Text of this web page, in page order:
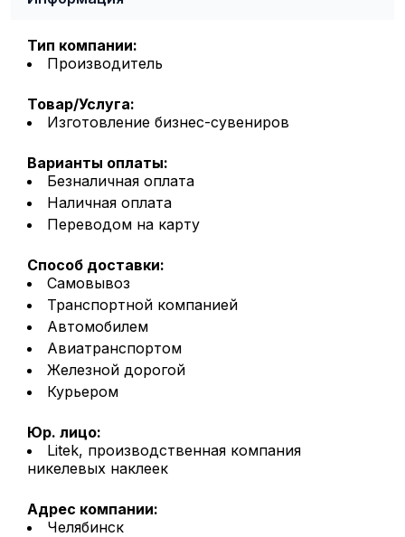
Тип компании:
Производитель
Товар/Услуга:
Изготовление бизнес-сувениров
Варианты оплаты:
Безналичная оплата
Наличная оплата
Переводом на карту
Способ доставки:
Самовывоз
Транспортной компанией
Автомобилем
Авиатранспортом
Железной дорогой
Курьером
Юр. лицо:
Litek, производственная компания
никелевых наклеек
Адрес компании:
Челябинск